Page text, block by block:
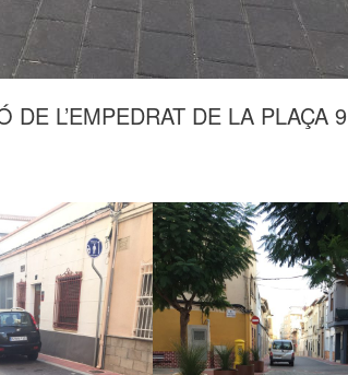
L’EMPEDRAT DE LA PLAÇA 9